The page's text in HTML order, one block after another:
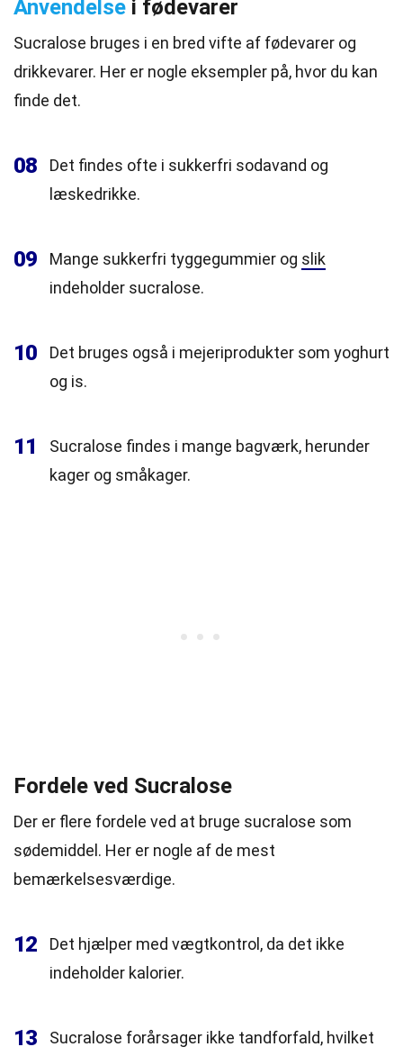
Anvendelse i fødevarer
Sucralose bruges i en bred vifte af fødevarer og
drikkevarer. Her er nogle eksempler på, hvor du kan
finde det.
08
Det findes ofte i sukkerfri sodavand og
læskedrikke.
09 Mange sukkerfri tyggegummier og slik
indeholder sucralose.
10
Det bruges også i mejeriprodukter som yoghurt
og is.
11
Sucralose findes i mange bagværk, herunder
kager og småkager.
Fordele ved Sucralose
Der er flere fordele ved at bruge sucralose som
sødemiddel. Her er nogle af de mest
bemærkelsesværdige.
12
Det hjælper med vægtkontrol, da det ikke
indeholder kalorier.
13
Sucralose forårsager ikke tandforfald, hvilket